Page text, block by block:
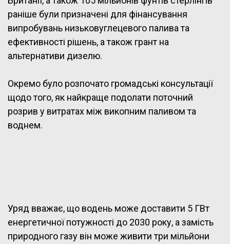
раніше були призначені для фінансування
випробувань низьковуглецевого палива та
ефективності рішень, а також грант на
альтернативи дизелю.
Окремо було розпочато громадські консультації
щодо того, як найкраще подолати поточний
розрив у витратах між викопним паливом та
воднем.
Уряд вважає, що водень може доставити 5 ГВт
енергетичної потужності до 2030 року, а замість
природного газу він може живити три мільйони